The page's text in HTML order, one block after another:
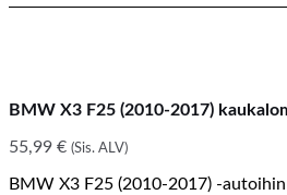
BMW X3 F25 (2010-2017)
55,99 € (Sis. ALV)
BMW X3 F25 (2010-2017) -